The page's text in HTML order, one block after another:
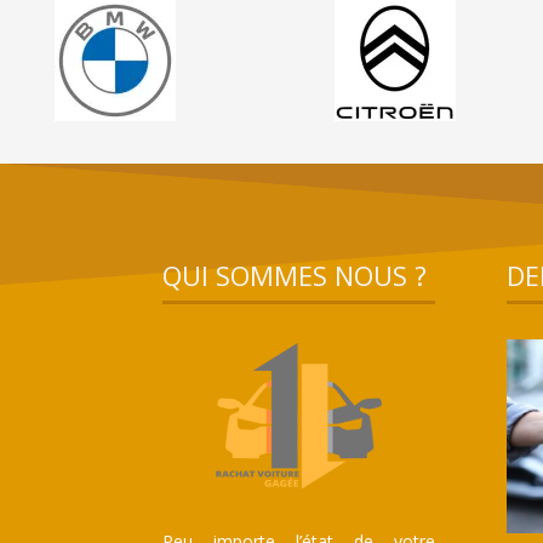
QUI SOMMES NOUS ?